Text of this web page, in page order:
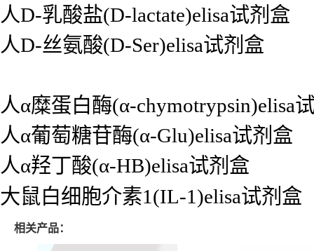
人D-乳酸盐(D-lactate)elisa试剂盒
人D-丝氨酸(D-Ser)elisa试剂盒
人α糜蛋白酶(α-chymotrypsin)elisa
人α葡萄糖苷酶(α-Glu)elisa试剂盒
人α羟丁酸(α-HB)elisa试剂盒
大鼠白细胞介素1(IL-1)elisa试剂盒
相关产品：